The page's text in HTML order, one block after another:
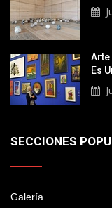
Arte
Es
SECCIONES
Galería